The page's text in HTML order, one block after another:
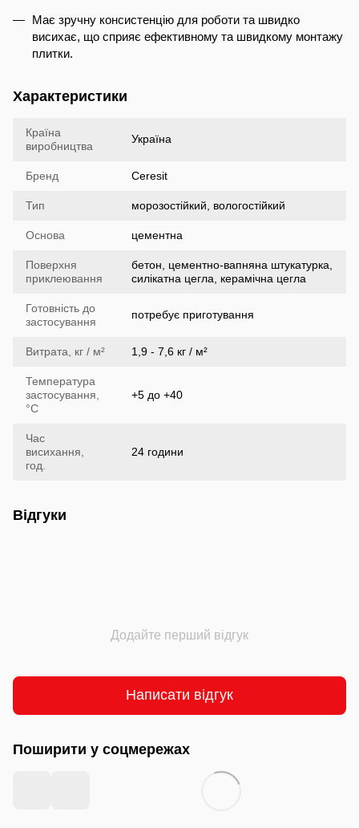
Має зручну консистенцію для роботи та швидко
висихає, що сприяє ефективному та швидкому монтажу
плитки.
Характеристики
Країна
виробництва
Україна
Бренд Ceresit
Тип морозостійкий, вологостійкий
Основа цементна
Поверхня
приклеювання
бетон, цементно-вапняна штукатурка,
силікатна цегла, керамічна цегла
Готовність до
застосування
потребує приготування
Витрата, кг / м² 1,9 - 7,6 кг / м²
Температура
застосування,
°С
+5 до +40
Час
висихання,
год.
24 години
Відгуки
Додайте перший відгук
Написати відгук
Поширити у соцмережах